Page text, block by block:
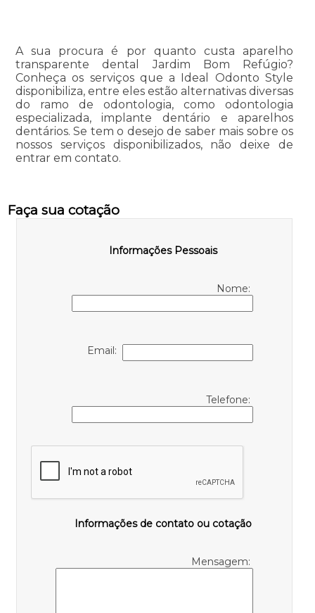
A sua procura é por quanto custa aparelho
transparente dental Jardim Bom Refúgio?
Conheça os serviços que a Ideal Odonto Style
disponibiliza, entre eles estão alternativas diversas
do ramo de odontologia, como odontologia
especializada, implante dentário e aparelhos
dentários. Se tem o desejo de saber mais sobre os
nossos serviços disponibilizados, não deixe de
entrar em contato.
Faça sua cotação
Informações Pessoais
Nome:
Email:
Telefone:
Informações de contato ou cotação
Mensagem: